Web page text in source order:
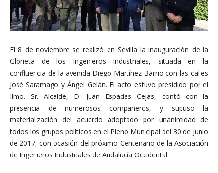
El 8 de noviembre se realizó en Sevilla la inauguración de la
Glorieta de los Ingenieros Industriales, situada en la
confluencia de la avenida Diego Martínez Barrio con las calles
José Saramago y Ángel Gelán. El acto estuvo presidido por el
Ilmo. Sr. Alcalde, D. Juan Espadas Cejas, contó con la
presencia de numerosos compañeros, y supuso la
materialización del acuerdo adoptado por unanimidad de
todos los grupos políticos en el Pleno Municipal del 30 de junio
de 2017, con ocasión del próximo Centenario de la Asociación
de Ingenieros Industriales de Andalucía Occidental.